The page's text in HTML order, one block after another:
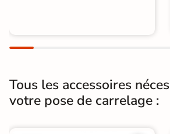
Tous les accessoires
votre pose de carrelage :